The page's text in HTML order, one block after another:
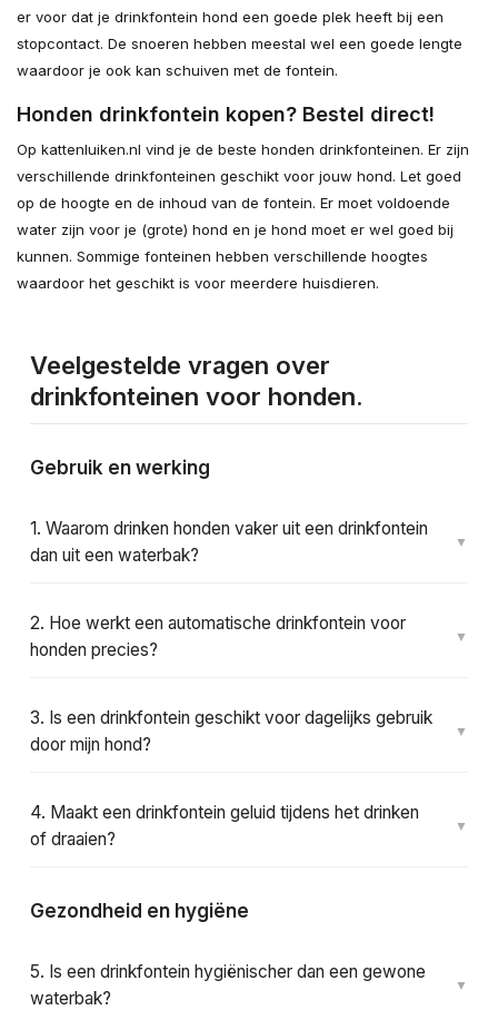
er voor dat je drinkfontein hond een goede plek heeft bij een
stopcontact. De snoeren hebben meestal wel een goede lengte
waardoor je ook kan schuiven met de fontein.
Honden drinkfontein kopen? Bestel direct!
Op kattenluiken.nl vind je de beste honden drinkfonteinen. Er zijn
verschillende drinkfonteinen geschikt voor jouw hond. Let goed
op de hoogte en de inhoud van de fontein. Er moet voldoende
water zijn voor je (grote) hond en je hond moet er wel goed bij
kunnen. Sommige fonteinen hebben verschillende hoogtes
waardoor het geschikt is voor meerdere huisdieren.
Veelgestelde vragen over
drinkfonteinen voor honden.
Gebruik en werking
1. Waarom drinken honden vaker uit een drinkfontein
dan uit een waterbak?
2. Hoe werkt een automatische drinkfontein voor
honden precies?
3. Is een drinkfontein geschikt voor dagelijks gebruik
door mijn hond?
4. Maakt een drinkfontein geluid tijdens het drinken
of draaien?
Gezondheid en hygiëne
5. Is een drinkfontein hygiënischer dan een gewone
waterbak?